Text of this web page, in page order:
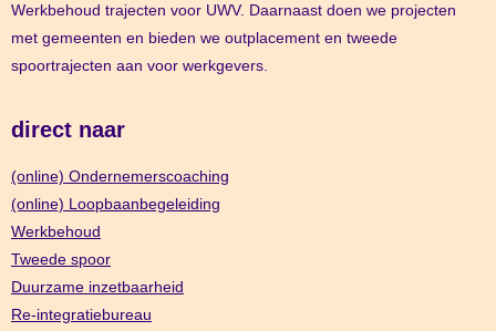
Werkbehoud trajecten voor UWV. Daarnaast doen we projecten
met gemeenten en bieden we outplacement en tweede
spoortrajecten aan voor werkgevers.
direct naar
(online) Ondernemerscoaching
(online) Loopbaanbegeleiding
Werkbehoud
Tweede spoor
Duurzame inzetbaarheid
Re-integratiebureau